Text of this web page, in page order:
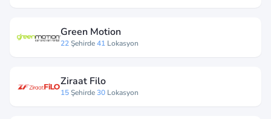
Green Motion
22Şehirde41 Lokasyon
Ziraat Filo
15Şehirde30 Lokasyon